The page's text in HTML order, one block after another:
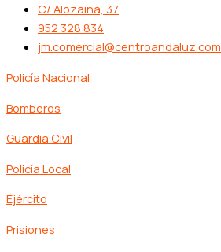
C/ Alozaina, 37
952 328 834
jm.comercial@centroandaluz.com
Policía Nacional
Bomberos
Guardia Civil
Policía Local
Ejército
Prisiones